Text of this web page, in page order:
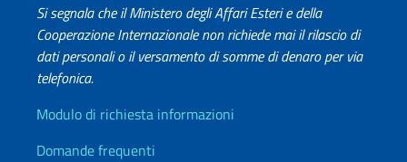
Si segnala che il Ministero degli Affari Esteri e della
Cooperazione Internazionale non richiede mai il rilascio di
dati personali o il versamento di somme di denaro per via
telefonica.
Info utili
Modulo di richiesta informazioni
Domande frequenti